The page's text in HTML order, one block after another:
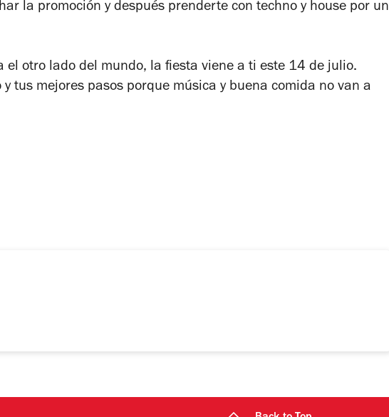
la promoción y después prenderte con techno y house por un
el otro lado del mundo, la fiesta viene a ti este 14 de julio.
y tus mejores pasos porque música y buena comida no van a